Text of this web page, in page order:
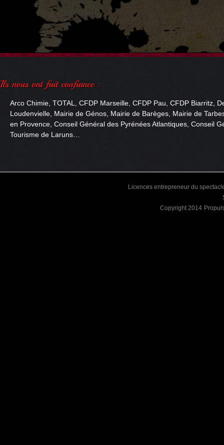
Arco Chimie, TOTAL, CFDP Marseille, CFDP Pau, CFDP Biarritz,
Loudenvielle, Mairie de Génos, Mairie de Barèges, Mairie de
en Provence, Conseil Général des Pyrénées Atlantiques, Conseil
Tourisme de Laruns…
Licences entrepreneur du
Copyright 2014